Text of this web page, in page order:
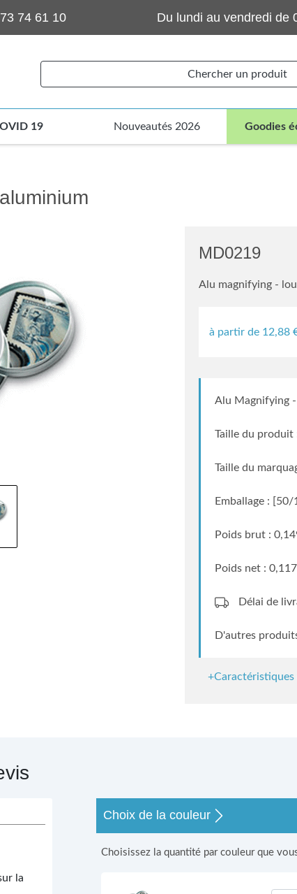
74 61 10 Du lundi au vendredi de
Chercher un produit
19 Nouveautés 2026 Goodies
MD0219
Alu magnifying -
à partir de 12,88
Alu Magnifying
Taille du produit
Taille du
Emballage : [50/
Poids brut :
Poids net :
Délai de
D'autres
la
Choix de la couleur
Choisissez la quantité par couleur que